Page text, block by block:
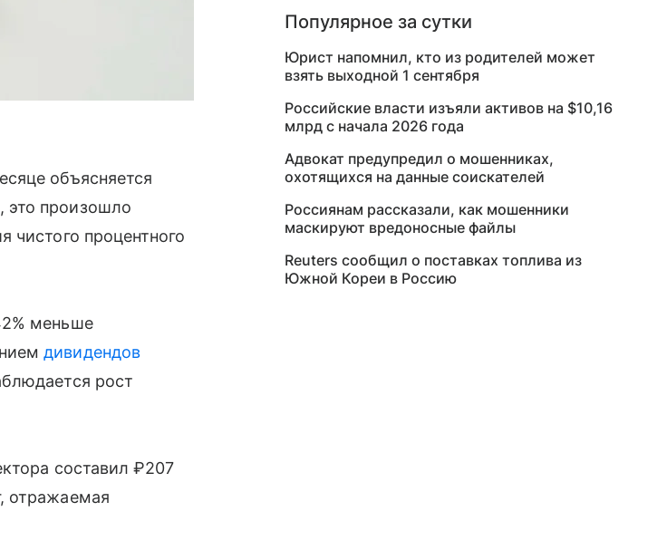
объясняется
произошло
чистого процентного
меньше
дивидендов
рост
составил ₽207
отражаемая
Популярное за сутки
Юрист напомнил, кто из родителей может
взять выходной 1 сентября
Российские власти изъяли активов на $10,16
млрд с начала 2026 года
Адвокат предупредил о мошенниках,
охотящихся на данные соискателей
Россиянам рассказали, как мошенники
маскируют вредоносные файлы
Reuters сообщил о поставках топлива из
Южной Кореи в Россию